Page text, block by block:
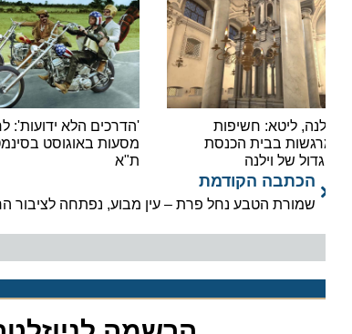
ליטא: חשיפות
בבית הכנסת
של וילנה
'הדרכים הלא ידועות': לחוות
מסעות באוגוסט בסינמטק
הכתבה הקודמת
שמורת הטבע נחל פרת – עין מבוע, נפתחה לציבור הרחב